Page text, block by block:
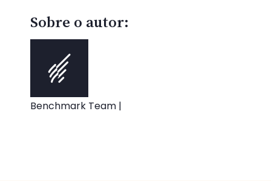
Sobre o autor:
Benchmark Team |